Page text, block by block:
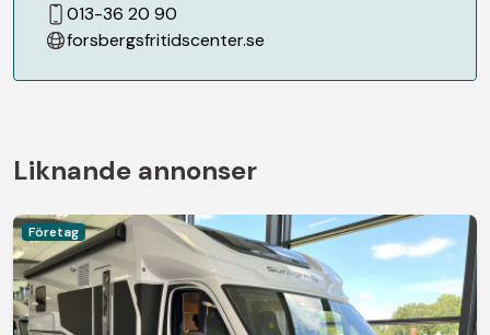
013-36 20 90
forsbergsfritidscenter.se
Liknande annonser
Företag